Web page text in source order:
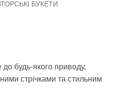
БУКЕТИ
до будь-якого приводу,
стрічками та стильним